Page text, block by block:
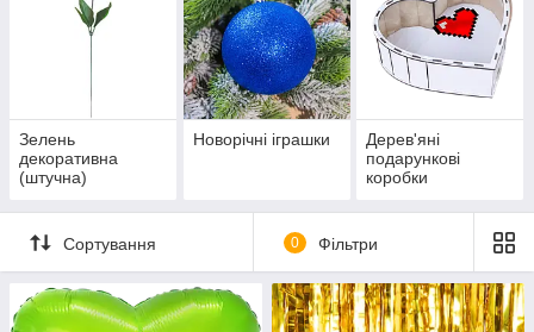
Зелень
декоративна
(штучна)
Новорічні іграшки
Дерев'яні
подарункові
коробки
Сортування 0 Фільтри